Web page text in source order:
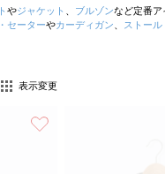
やジャケット ブルゾンなど定番ア
セーターやカーディガン ストー
表示変更